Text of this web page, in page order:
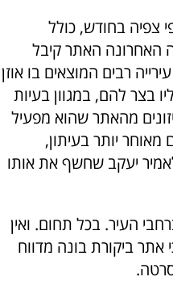
צפיה בחודש, כולל
האחרונה האתר קיבל
רבים המוצאים בו אוזן
בצר להם, במגוון בעיות
מהאתר שהוא מפעיל
יותר בעיתון,
יעקב שחשף את אותו
העיר. בכל תחום. ואין
אתר ביקורת בונה מדווח